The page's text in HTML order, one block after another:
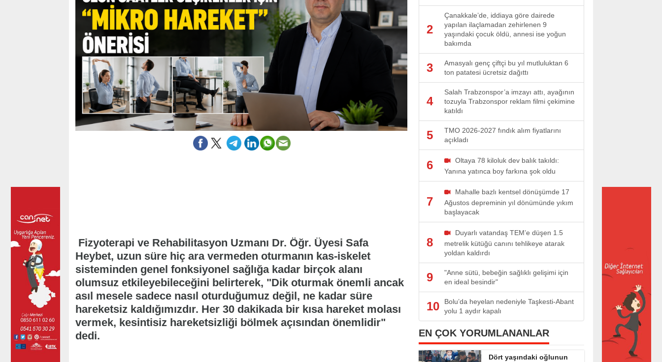
Fizyoterapi ve Rehabilitasyon Uzmanı Dr. Öğr. Üyesi Safa
Heybet, uzun süre hiç ara vermeden oturmanın kas-iskelet
sisteminden genel fonksiyonel sağlığa kadar birçok alanı
olumsuz etkileyebileceğini belirterek, "Dik oturmak önemli ancak
asıl mesele sadece nasıl oturduğumuz değil, ne kadar süre
hareketsiz kaldığımızdır. Her 30 dakikada bir kısa hareket molası
vermek, kesintisiz hareketsizliği bölmek açısından önemlidir"
dedi.
2
Çanakkale’de, iddiaya göre dairede
yapılan ilaçlamadan zehirlenen 9
yaşındaki çocuk öldü, annesi ise yoğun
bakımda
3
Amasyalı genç çiftçi bu yıl mutluluktan 6
ton patatesi ücretsiz dağıttı
4
Salah Trabzonspor’a imzayı attı, ayağının
tozuyla Trabzonspor reklam filmi çekimine
katıldı
5
TMO 2026-2027 fındık alım fiyatlarını
açıkladı
6
Oltaya 78 kiloluk dev balık takıldı:
Yanına yatınca boy farkına şok oldu
7
Mahalle bazlı kentsel dönüşümde 17
Ağustos depreminin yıl dönümünde yıkım
başlayacak
8
Duyarlı vatandaş TEM’e düşen 1.5
metrelik kütüğü canını tehlikeye atarak
yoldan kaldırdı
9
"Anne sütü, bebeğin sağlıklı gelişimi için
en ideal besindir"
10
Bolu’da heyelan nedeniyle Taşkesti-Abant
yolu 1 aydır kapalı
EN ÇOK YORUMLANANLAR
Dört yaşındaki oğlunun